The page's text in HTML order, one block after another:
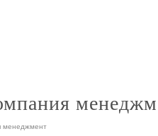
менеджмент